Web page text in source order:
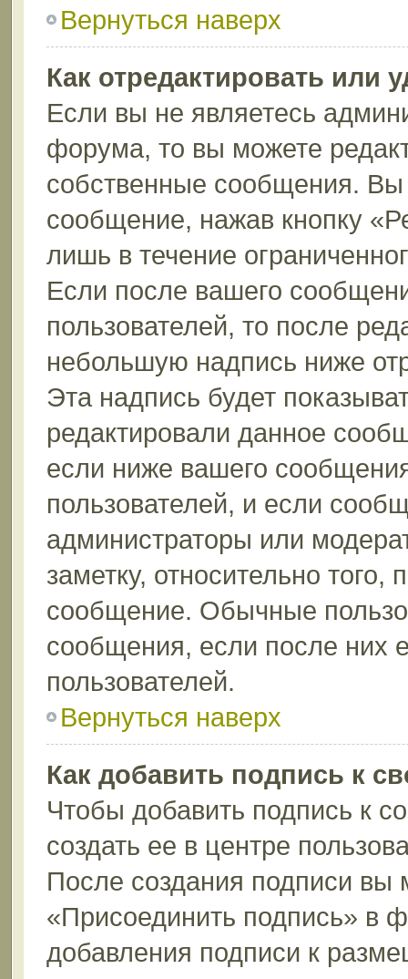
Вернуться наверх
Как отредактировать или
Если вы не являетесь
форума, то вы можете
собственные сообщения. Вы
сообщение, нажав кнопку
лишь в течение
Если после вашего
пользователей, то после
небольшую надпись ниже
Эта надпись будет
редактировали данное
если ниже вашего
пользователей, и если
администраторы или
заметку, относительно
сообщение. Обычные
сообщения, если после них
пользователей.
Вернуться наверх
Как добавить подпись к
Чтобы добавить подпись к
создать ее в центре
После создания подписи вы
«Присоединить подпись» в
добавления подписи к